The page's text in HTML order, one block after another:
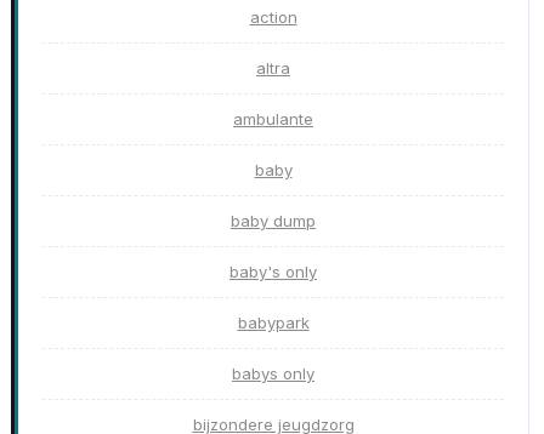
action
altra
ambulante
baby
baby dump
baby's only
babypark
babys only
bijzondere jeugdzorg